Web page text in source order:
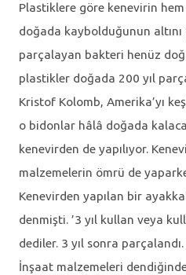
Plastiklere göre kenevirin hem
doğada kaybolduğunun
parçalayan bakteri henüz
plastikler doğada 200 yıl
Kristof Kolomb, Amerika’yı
o bidonlar hâlâ doğada
kenevirden de yapılıyor.
malzemelerin ömrü de
Kenevirden yapılan bir
denmişti. ’3 yıl kullan veya
dediler. 3 yıl sonra
İnşaat malzemeleri